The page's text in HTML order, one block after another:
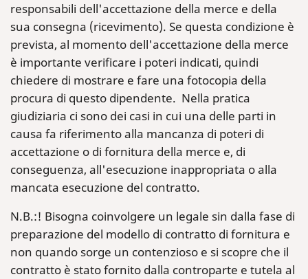
responsabili dell'accettazione della merce e della
sua consegna (ricevimento). Se questa condizione è
prevista, al momento dell'accettazione della merce
è importante verificare i poteri indicati, quindi
chiedere di mostrare e fare una fotocopia della
procura di questo dipendente. Nella pratica
giudiziaria ci sono dei casi in cui una delle parti in
causa fa riferimento alla mancanza di poteri di
accettazione o di fornitura della merce e, di
conseguenza, all'esecuzione inappropriata o alla
mancata esecuzione del contratto.
N.B.:! Bisogna coinvolgere un legale sin dalla fase di
preparazione del modello di contratto di fornitura e
non quando sorge un contenzioso e si scopre che il
contratto è stato fornito dalla controparte e tutela al